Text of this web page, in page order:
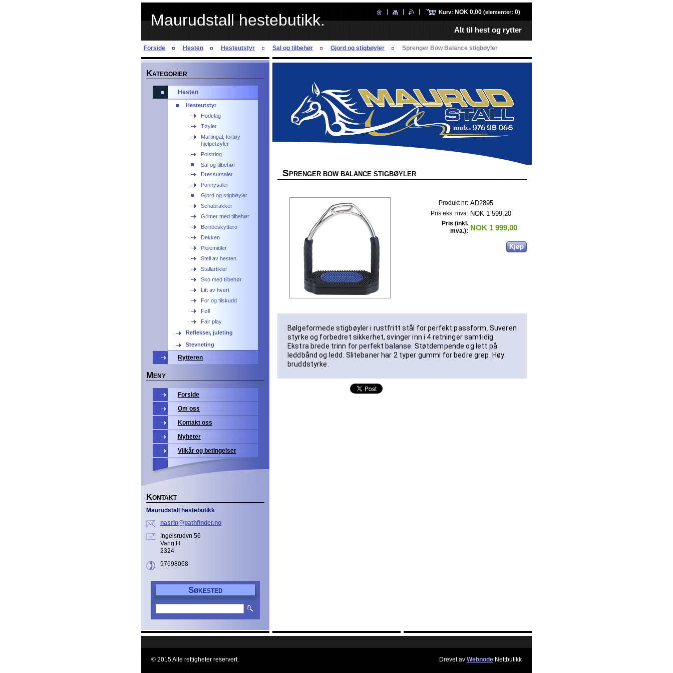
Maurudstall hestebutikk. Kurv: NOK 0,00 (elementer: 0)
Alt til hest og rytter
Forside Hesten Hesteutstyr Sal og tilbehør Gjord og stigbøyler Sprenger Bow Balance stigbøyler
S PRENGER BOW BALANCE STIGBØYLER
Produkt nr: AD2895
Pris eks. mva: NOK 1 599,20
Pris (inkl.
mva.): NOK 1 999,00
Bølgeformede stigbøyler i rustfritt stål for perfekt passform. Suveren
styrke og forbedret sikkerhet, svinger inn i 4 retninger samtidig.
Ekstra brede trinn for perfekt balanse. Støtdempende og lett på
leddbånd og ledd. Slitebaner har 2 typer gummi for bedre grep. Høy
bruddstyrke.
KATEGORIER
Hesten
Hesteutstyr
Hodelag
Tøyler
Martingal, fortøy
hjelpetøyler
Polstring
Sal og tilbehør
Dressursaler
Ponnysaler
Gjord og stigbøyler
Schabrakker
Grimer med tilbehør
Beinbeskyttere
Dekken
Pleiemidler
Stell av hesten
Stallartikler
Sko med tilbehør
Litt av hvert
For og tilskudd
Føll
Fair play
Reflekser, juleting
Stevneting
Rytteren
M ENY
Forside
Om oss
Kontakt oss
Nyheter
Vilkår og betingelser
KONTAKT
Maurudstall hestebutikk
nasrin@pathfinder.no
Ingelsrudvn 56
Vang H
2324
97698068
SØKESTED
© 2015 Alle rettigheter reservert. Drevet av Webnode Nettbutikk